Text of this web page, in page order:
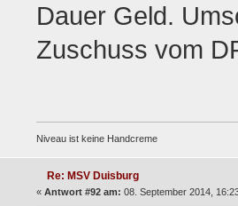
Dauer Geld.
Zuschuss vom
Niveau ist keine Handcreme
Re: MSV Duisburg
« Antwort #92 am: 08. September 2014,